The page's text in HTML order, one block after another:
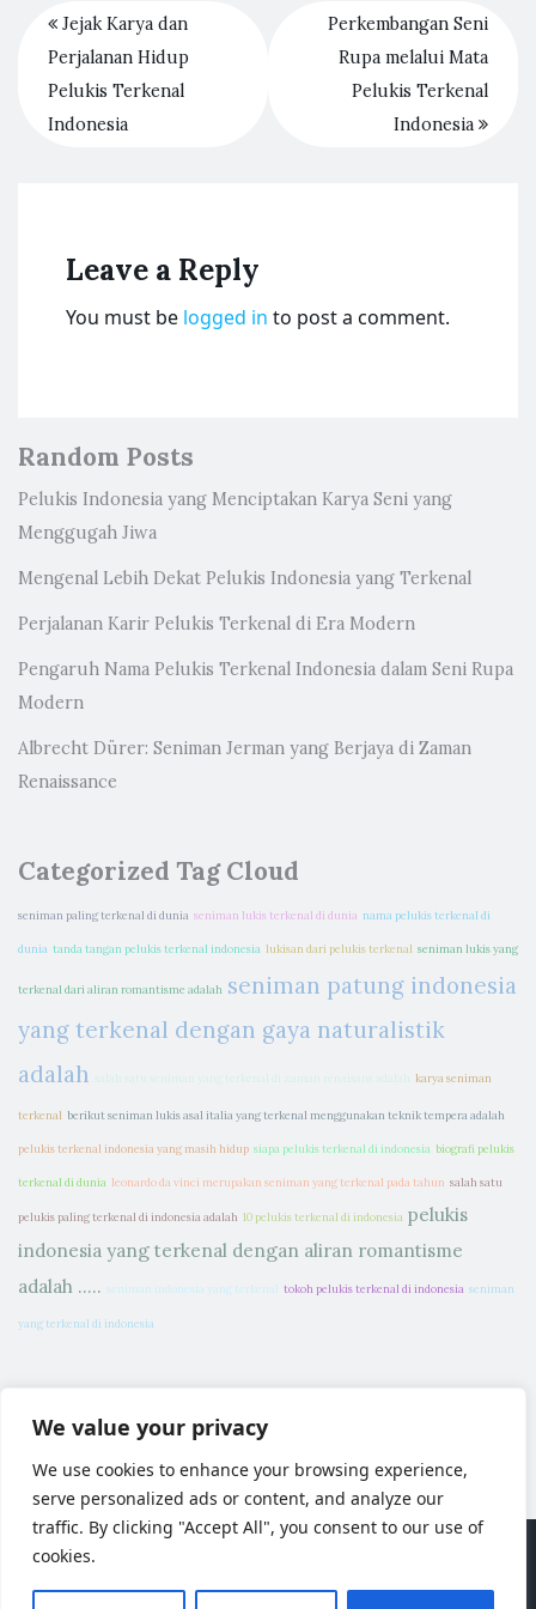
We value your privacy
We use cookies to enhance your browsing experience,
serve personalized ads or content, and analyze our
traffic. By clicking "Accept All", you consent to our use of
cookies.
Jejak Karya dan
Perjalanan Hidup
Pelukis Terkenal
Indonesia
Perkembangan Seni
Rupa melalui Mata
Pelukis Terkenal
Indonesia
Leave a Reply
You must be logged in to post a comment.
Random Posts
Pelukis Indonesia yang Menciptakan Karya Seni yang
Menggugah Jiwa
Mengenal Lebih Dekat Pelukis Indonesia yang Terkenal
Perjalanan Karir Pelukis Terkenal di Era Modern
Pengaruh Nama Pelukis Terkenal Indonesia dalam Seni Rupa
Modern
Albrecht Dürer: Seniman Jerman yang Berjaya di Zaman
Renaissance
Categorized Tag Cloud
seniman paling terkenal di dunia seniman lukis terkenal di dunia nama pelukis terkenal di
dunia tanda tangan pelukis terkenal indonesia lukisan dari pelukis terkenal seniman lukis yang
terkenal dari aliran romantisme adalah seniman patung indonesia
yang terkenal dengan gaya naturalistik
adalah salah satu seniman yang terkenal di zaman renaisans adalah karya seniman
terkenal berikut seniman lukis asal italia yang terkenal menggunakan teknik tempera adalah
pelukis terkenal indonesia yang masih hidup siapa pelukis terkenal di indonesia biografi pelukis
terkenal di dunia leonardo da vinci merupakan seniman yang terkenal pada tahun salah satu
pelukis paling terkenal di indonesia adalah 10 pelukis terkenal di indonesia pelukis
indonesia yang terkenal dengan aliran romantisme
adalah ..... seniman indonesia yang terkenal tokoh pelukis terkenal di indonesia seniman
yang terkenal di indonesia